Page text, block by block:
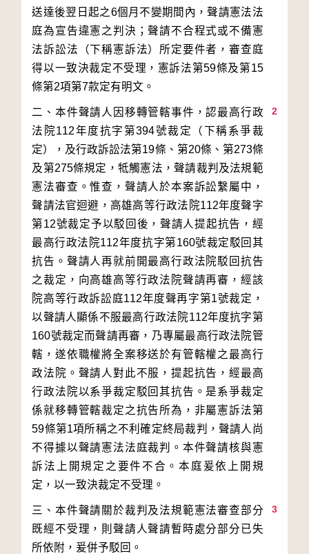
送達後翌日起之6個月不變期間內，聲請憲法法
庭為宣告違憲之判決；聲請不合程式或不備憲
法訴訟法（下稱憲訴法）所定要件者，審查庭
得以一致決裁定不受理，憲訴法第59條及第15
2
二、本件聲請人因移轉管轄事件，認最高行政
法院112年度抗字第394號裁定（下稱系爭裁
定），及行政訴訟法第19條、第20條、第273條
及第275條規定，牴觸憲法，聲請裁判及法規範
憲法審查。惟查，聲請人於本案訴訟繫屬中，
聲請法官迴避，高雄高等行政法院112年度聲字
第12號裁定予以駁回後，聲請人提起抗告，經
最高行政法院112年度抗字第160號裁定駁回其
抗告。聲請人再就前開最高行政法院駁回抗告
之裁定，向高雄高等行政法院聲請再審，經該
院高等行政訴訟庭112年度聲再字第1號裁定，
以聲請人顯係不服最高行政法院112年度抗字第
160號裁定而聲請再審，乃專屬最高行政法院管
轄，遂依職權將全案移送於有管轄權之最高行
政法院。聲請人對此不服，提起抗告，經最高
行政法院以系爭裁定駁回其抗告。是系爭裁定
係就移轉管轄裁定之抗告所為，非屬憲訴法第
59條第1項所稱之不利確定終局裁判，聲請人尚
不得據以聲請憲法法庭裁判。本件聲請核與憲
訴法上開規定之要件不合。本庭爰依上開規
3
三、本件聲請關於裁判及法規範憲法審查部分
既經不受理，則聲請人聲請暫時處分部分已失
所依附，爰併予駁回。